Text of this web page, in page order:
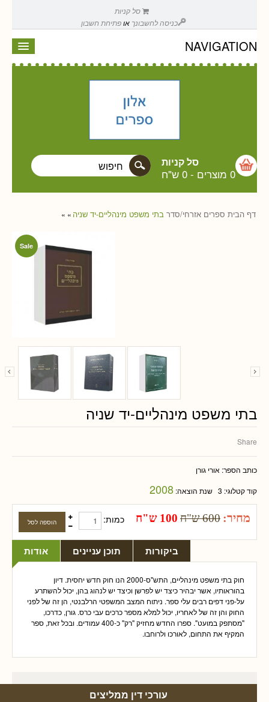
סל קניות
כניסה לחשבונך אופתיחת חשבון
NAVIGATION
סל קניות
0 מוצרים - 0 ש"ח
דף הבית » ספרים אזרחי/סדר » בתי משפט מינהליים-יד שניה
Sale
בתי משפט מינהליים-יד שניה
Share
כותב הספר: אורי גורן
קוד קטלוגי: 3 שנת הוצאה: 2008
מחיר: 600 ש"ח 100 ש"ח כמות:
אודות תוכן עניינים ביקורות
חוק בתי משפט מינהליים, התש"ס-2000 הנו חוק חדש יחסית. דיון
בהוראותיו, אשר יבהיר כיצד יש לפרשן וכיצד יש לנהוג בהן, יכול להשתרע
על-פני דפים רבים עלי ספר. ניתוח המצב המשפטי הרלבנטי, הן זה של לפני
החוק והן זה של לאחריו, יכול למלא מספר כרכים עבי כרס. גורן, כדרכו,
"מסתפק במועט". ספרו החדש מחזיק "רק" כ-400 עמודים. ובכל זאת, ספר
המקיף את התחום, לאורכו ולרוחבו.
עורכי דין ממליצים